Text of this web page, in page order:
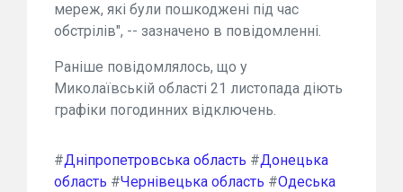
мереж, які були пошкоджені під час
обстрілів", -- зазначено в повідомленні.
Раніше повідомлялось, що у
Миколаївській області 21 листопада діють
графіки погодинних відключень.
#Дніпропетровська область #Донецька
область #Чернівецька область #Одеська